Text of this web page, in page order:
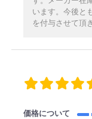
います。今後と
を付与させて頂
価格について